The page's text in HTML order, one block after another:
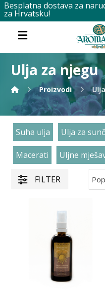
Besplatna dostava za
za Hrvatsku!
Ulja za njegu
Proizvodi
Suha ulja Ulja za
Macerati Uljne
FILTER